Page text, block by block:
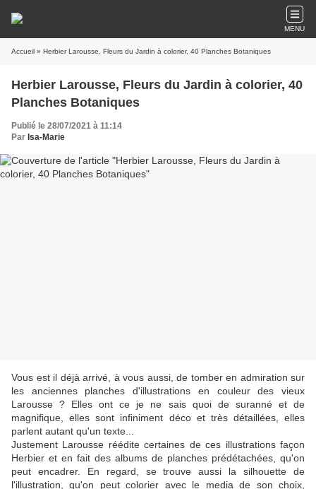
MENU
Accueil » Herbier Larousse, Fleurs du Jardin à colorier, 40 Planches Botaniques
Herbier Larousse, Fleurs du Jardin à colorier, 40
Planches Botaniques
Publié le 28/07/2021 à 11:14
Par Isa-Marie
Vous est il déjà arrivé, à vous aussi, de tomber en admiration sur
les anciennes planches d'illustrations en couleur des vieux
Larousse ? Elles ont ce je ne sais quoi de suranné et de
magnifique, elles sont infiniment déco et très détaillées, elles
parlent autant qu'un texte...
Justement Larousse réédite certaines de ces illustrations façon
Herbier et en fait des albums de planches prédétachées, qu'on
peut encadrer. En regard, se trouve aussi la silhouette de
l'illustration, qu'on peut colorier avec le media de son choix,